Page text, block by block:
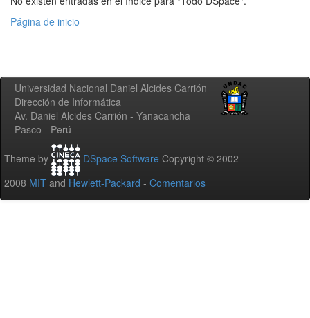
Página de inicio
Universidad Nacional Daniel Alcides Carrión
Dirección de Informática
Av. Daniel Alcides Carrión - Yanacancha
Pasco - Perú
Theme by DSpace Software Copyright © 2002-
2008 MIT and Hewlett-Packard - Comentarios